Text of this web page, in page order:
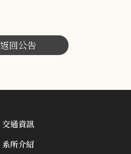
返回公告
交通資訊
系所介紹